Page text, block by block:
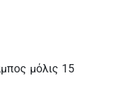
μόλις 15